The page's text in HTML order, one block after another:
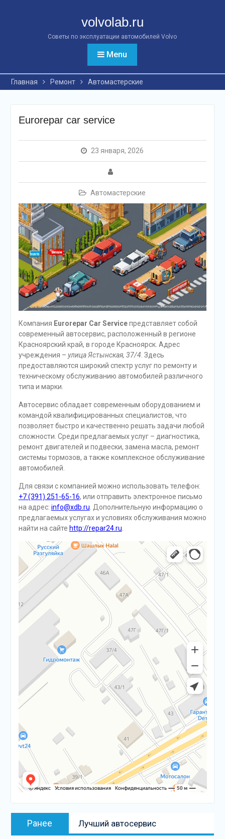
volvolab.ru
Советы по эксплуатации автомобилей Volvo
Menu
Главная Ремонт Автомастерские
Eurorepar car service
23 января, 2026
Автомастерские
Компания Eurorepar Car Serviceпредставляет собой
современный автосервис, расположенный в регионе
Красноярский край, в городе Красноярск. Адрес
учреждения – улица Ястынская, 37/4. Здесь
предоставляются широкий спектр услуг по ремонту и
техническому обслуживанию автомобилей различного
типа и марки.
Автосервис обладает современным оборудованием и
командой квалифицированных специалистов, что
позволяет быстро и качественно решать задачи любой
сложности. Среди предлагаемых услуг – диагностика,
ремонт двигателей и подвески, замена масла, ремонт
системы тормозов, а также комплексное обслуживание
автомобилей.
Для связи с компанией можно использовать телефон:
+7 (391) 251-65-16, или отправить электронное письмо
на адрес: info@xdb.ru. Дополнительную информацию о
предлагаемых услугах и условиях обслуживания можно
найти на сайте http://repar24.ru.
Навигация
Ранее
Предыдущая
запись:
Лучший автосервис